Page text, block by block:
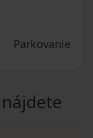
Parkovanie